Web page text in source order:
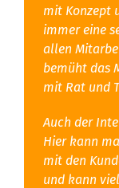
mit Konzept
immer eine
allen
bemüht das
mit Rat und
Auch der
Hier kann
mit den
und kann